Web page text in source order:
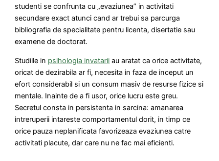
studenti se confrunta cu „evaziunea” in activitati
secundare exact atunci cand ar trebui sa parcurga
bibliografia de specialitate pentru licenta, disertatie sau
examene de doctorat.
Studiile in psihologia invatarii au aratat ca orice activitate,
oricat de dezirabila ar fi, necesita in faza de inceput un
efort considerabil si un consum masiv de resurse fizice si
mentale. Inainte de a fi usor, orice lucru este greu.
Secretul consta in persistenta in sarcina: amanarea
intreruperii intareste comportamentul dorit, in timp ce
orice pauza neplanificata favorizeaza evaziunea catre
activitati placute, dar care nu ne fac mai eficienti.